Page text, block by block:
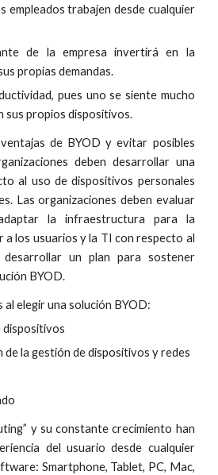
empleados trabajen desde cualquier
de la empresa invertirá en la
propias demandas.
pues uno se siente mucho
sus propios dispositivos.
de BYOD y evitar posibles
deben desarrollar una
al uso de dispositivos personales
Las organizaciones deben evaluar
la infraestructura para la
a los usuarios y la TI con respecto al
un plan para sostener
BYOD.
elegir una solución BYOD:
dispositivos
de la gestión de dispositivos y redes
y su constante crecimiento han
del usuario desde cualquier
Smartphone, Tablet, PC, Mac,